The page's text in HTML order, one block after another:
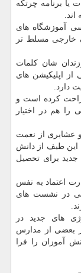
یا برنامه چرتكه
آموزشگاه های
خارجی مسلط تر
شان كلمات
اپلیكیشن های
دارد.
راحت كرده است و
هم در اختیار
عشایری از نعمت
این طیف از دانش
جدید برای تحصیل
اعتماد به نفس
در نشست های
های جدید در
بعضی از مدارس
آموزان را فرا